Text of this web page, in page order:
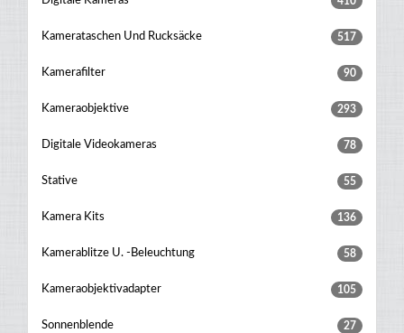
Kamerataschen Und Rucksäcke 517
Kamerafilter 90
Kameraobjektive 293
Digitale Videokameras 78
Stative 55
Kamera Kits 136
Kamerablitze U. -beleuchtung 58
Kameraobjektivadapter 105
Sonnenblende 27